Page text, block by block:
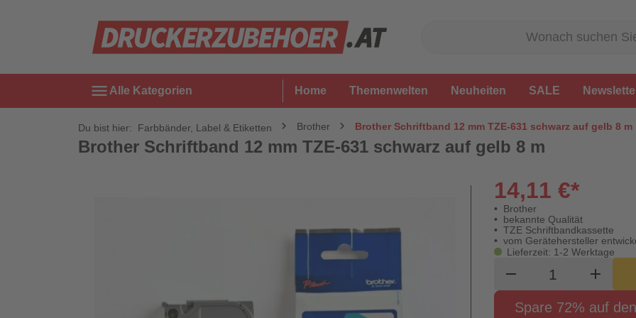
menu Alle Kategorien Home Themenwelten Neuheiten SALE
Du bist hier: Farbbänder, Label & Etiketten Brother Brother Schriftband 12 mm TZE-631 schwarz auf gelb 8 m
Brother Schriftband 12 mm TZE-631 schwarz auf gelb 8 m
14,11 €*
Brother
bekannte Qualität
TZE Schriftbandkassette
vom Gerätehersteller
Lieferzeit: 1-2 Werktage
remove Produktadd
Spare 72% auf